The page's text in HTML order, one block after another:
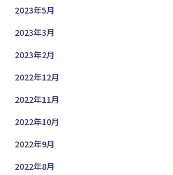
2023年5月
2023年3月
2023年2月
2022年12月
2022年11月
2022年10月
2022年9月
2022年8月